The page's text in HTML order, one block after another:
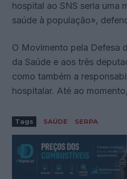
hospital ao SNS seria uma
saúde à população»,
O Movimento pela Defesa
da Saúde e aos três
como também a
hospitalar. Até ao
Tags SAÚDE SERPA